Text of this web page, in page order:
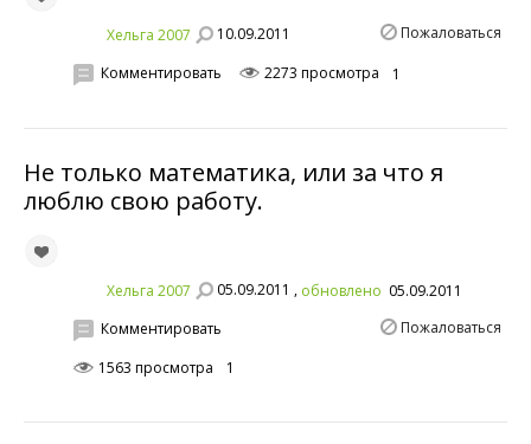
Хельга 2007 10.09.2011 Пожаловаться
Комментировать 2273 просмотра 1
Не только математика, или за что я
люблю свою работу.
Хельга 2007 05.09.2011 , обновлено 05.09.2011
Пожаловаться
Комментировать
1563 просмотра
1